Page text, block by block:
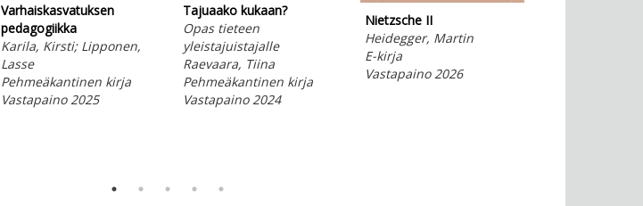
Varhaiskasvatuksen
pedagogiikka
Karila, Kirsti; Lipponen,
Lasse
Pehmeäkantinen kirja
Vastapaino 2025
Tajuaako kukaan?
Opas tieteen
yleistajuistajalle
Raevaara, Tiina
Pehmeäkantinen kirja
Vastapaino 2024
Nietzsche II
Heidegger, Martin
E-kirja
Vastapaino 2026